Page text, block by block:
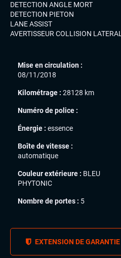
DETECTION ANGLE MORT
DETECTION PIETON
LANE ASSIST
AVERTISSEUR COLLISION
Mise en circulation :
08/11/2018
Kilométrage : 28128 km
Numéro de police :
Énergie : essence
Boîte de vitesse :
automatique
Couleur extérieure : BLEU
PHYTONIC
Nombre de portes : 5
EXTENSION DE GARANTIE